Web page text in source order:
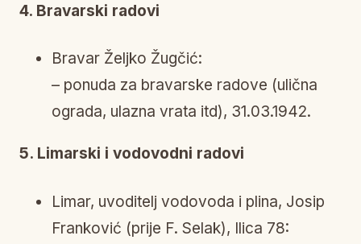
4. Bravarski radovi
Bravar Željko Žugčić:
– ponuda za bravarske radove (ulična
ograda, ulazna vrata itd), 31.03.1942.
5. Limarski i vodovodni radovi
Limar, uvoditelj vodovoda i plina, Josip
Franković (prije F. Selak), Ilica 78: